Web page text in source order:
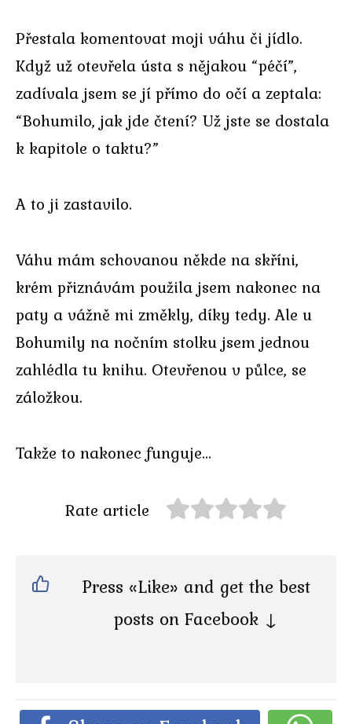
Přestala komentovat moji váhu či jídlo.
Když už otevřela ústa s nějakou “péčí”,
zadívala jsem se jí přímo do očí a zeptala:
“Bohumilo, jak jde čtení? Už jste se dostala
k kapitole o taktu?”
A to ji zastavilo.
Váhu mám schovanou někde na skříni,
krém přiznávám použila jsem nakonec na
paty a vážně mi změkly, díky tedy. Ale u
Bohumily na nočním stolku jsem jednou
zahlédla tu knihu. Otevřenou v půlce, se
záložkou.
Takže to nakonec funguje…
Rate article
Press «Like» and get the best
posts on Facebook ↓